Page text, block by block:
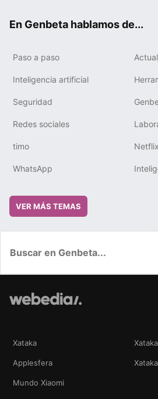
En Genbeta hablamos de...
Paso a paso
Inteligencia artificial
Seguridad
Redes sociales
timo Netflix
WhatsApp
VER MÁS TEMAS
Xataka
Applesfera
Mundo Xiaomi